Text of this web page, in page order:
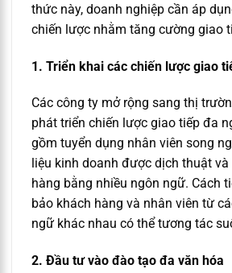
thức này, doanh nghiệp cần áp
chiến lược nhằm tăng cường giao
1. Triển khai các chiến lược giao
Các công ty mở rộng sang thị
phát triển chiến lược giao tiếp đa
gồm tuyển dụng nhân viên song
liệu kinh doanh được dịch thuật
hàng bằng nhiều ngôn ngữ. Cách
bảo khách hàng và nhân viên từ
ngữ khác nhau có thể tương tác
2. Đầu tư vào đào tạo đa văn hóa